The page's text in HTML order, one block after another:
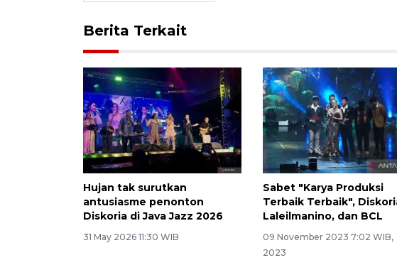
Berita Terkait
Hujan tak surutkan
antusiasme penonton
Diskoria di Java Jazz 2026
31 May 2026 11:30 WIB
Sabet "Karya Produksi
Terbaik Terbaik",
Laleilmanino, dan BCL
09 November 2023 7:02 WIB,
2023